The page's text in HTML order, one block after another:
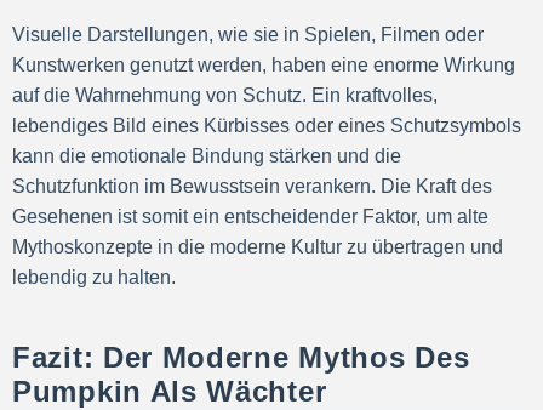
Visuelle Darstellungen, wie sie in Spielen, Filmen oder
Kunstwerken genutzt werden, haben eine enorme Wirkung
auf die Wahrnehmung von Schutz. Ein kraftvolles,
lebendiges Bild eines Kürbisses oder eines Schutzsymbols
kann die emotionale Bindung stärken und die
Schutzfunktion im Bewusstsein verankern. Die Kraft des
Gesehenen ist somit ein entscheidender Faktor, um alte
Mythoskonzepte in die moderne Kultur zu übertragen und
lebendig zu halten.
Fazit: Der Moderne Mythos Des
Pumpkin Als Wächter